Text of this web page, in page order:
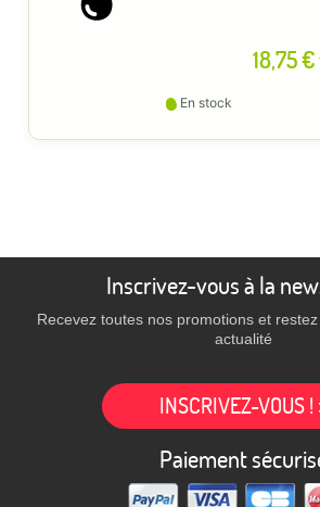
18,75 €
En stock
Inscrivez-vous à la
Recevez toutes nos promotions et
actualité
INSCRIVEZ-VOUS !
Paiement